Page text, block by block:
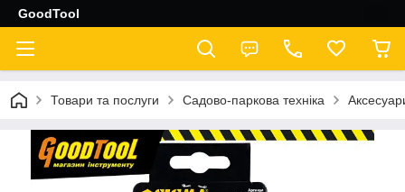
GoodTool
Товари та послуги Садово-паркова техніка